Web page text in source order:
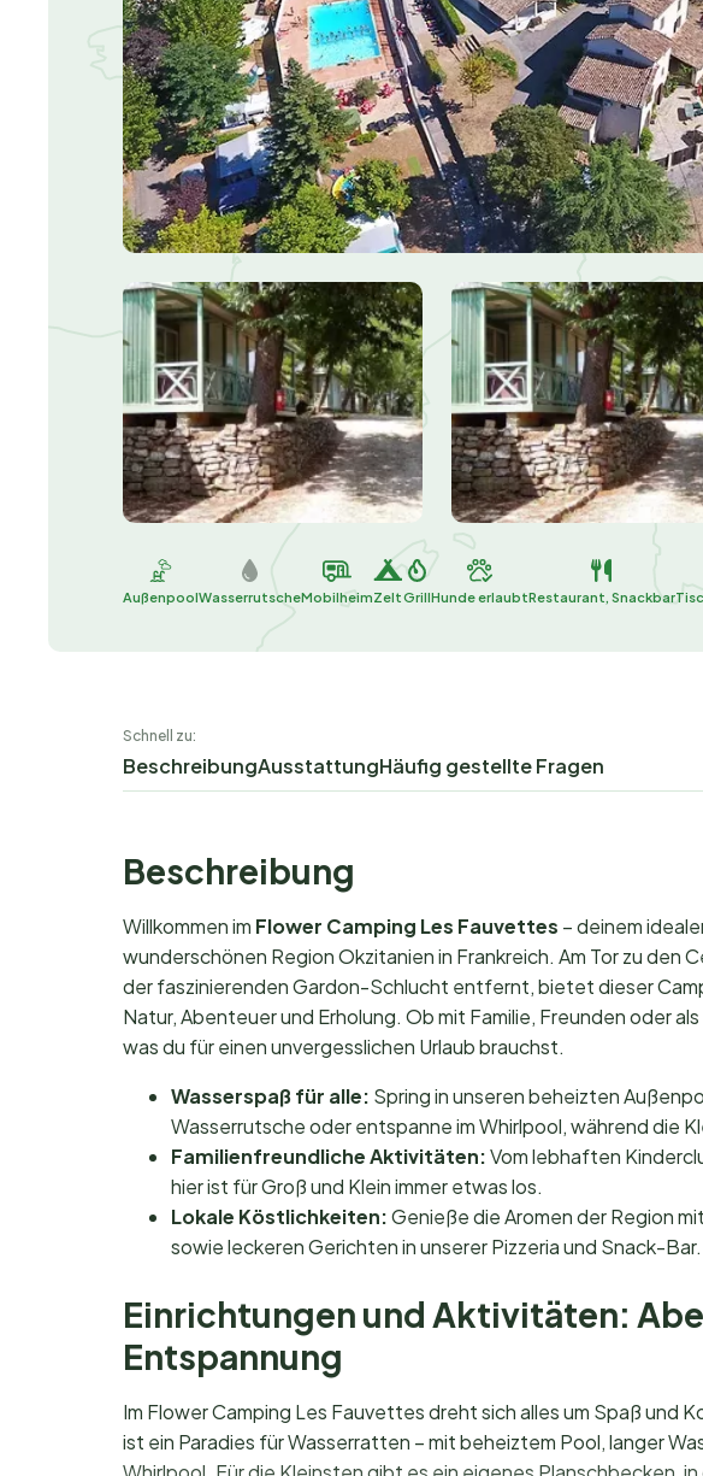
AußenpoolWasserrutscheMobilheimZeltGrillHunde erlaubtRestaurant, Snackbar
Schnell zu:
BeschreibungAusstattungHäufig gestellte Fragen
Beschreibung
Willkommen im Flower Camping Les Fauvettes – deinem
wunderschönen Region Okzitanien in Frankreich. Am Tor zu den
der faszinierenden Gardon-Schlucht entfernt, bietet dieser
Natur, Abenteuer und Erholung. Ob mit Familie, Freunden oder
was du für einen unvergesslichen Urlaub brauchst.
Wasserspaß für alle: Spring in unseren beheizten
Wasserrutsche oder entspanne im Whirlpool, während die
Familienfreundliche Aktivitäten:Vom lebhaften
hier ist für Groß und Klein immer etwas los.
Lokale Köstlichkeiten:Genieße die Aromen der Region
sowie leckeren Gerichten in unserer Pizzeria und Snack-Bar.
Einrichtungen und Aktivitäten:
Entspannung
Im Flower Camping Les Fauvettes dreht sich alles um Spaß und
ist ein Paradies für Wasserratten – mit beheiztem Pool, langer